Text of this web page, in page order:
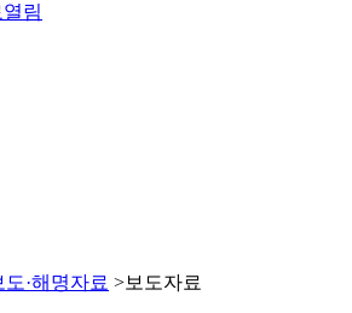
열림
도·해명자료 >보도자료